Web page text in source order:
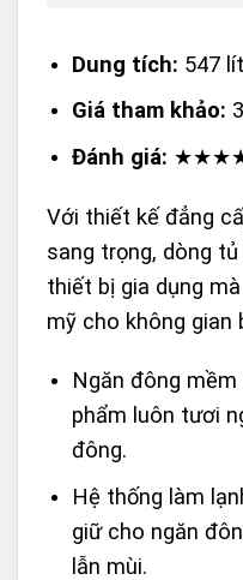
Dung tích: 547 lít
Giá tham khảo:
Đánh giá:
Với thiết kế đẳng
sang trọng, dòng
thiết bị gia dụng
mỹ cho không gian
Ngăn đông mềm
phẩm luôn tươi
đông.
Hệ thống làm
giữ cho ngăn
lẫn mùi.